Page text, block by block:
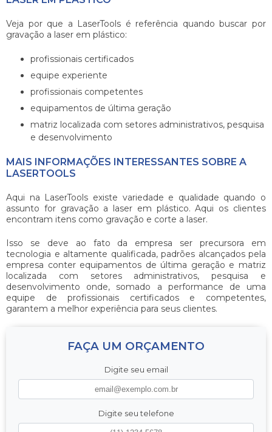
Veja por que a LaserTools é referência quando buscar por
gravação a laser em plástico:
profissionais certificados
equipe experiente
profissionais competentes
equipamentos de última geração
matriz localizada com setores administrativos, pesquisa
e desenvolvimento
MAIS INFORMAÇÕES INTERESSANTES SOBRE A
LASERTOOLS
Aqui na LaserTools existe variedade e qualidade quando o
assunto for gravação a laser em plástico. Aqui os clientes
encontram itens como gravação e corte a laser.
Isso se deve ao fato da empresa ser precursora em
tecnologia e altamente qualificada, padrões alcançados pela
empresa conter equipamentos de última geração e matriz
localizada com setores administrativos, pesquisa e
desenvolvimento onde, somado a performance de uma
equipe de profissionais certificados e competentes,
garantem a melhor experiência para seus clientes.
FAÇA UM ORÇAMENTO
Digite seu email
Digite seu telefone